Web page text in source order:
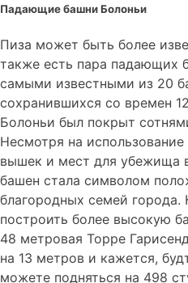
Падающие башни Болоньи
Пиза может быть более
также есть пара падающих
самыми известными из 20
сохранившихся со времен
Болоньи был покрыт
Несмотря на
вышек и мест для убежища
башен стала символом
благородных семей города.
построить более высокую
48 метровая Торре
на 13 метров и кажется,
можете подняться на 498